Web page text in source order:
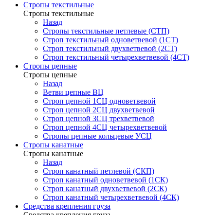
Стропы текстильные
Стропы текстильные
Назад
Стропы текстильные петлевые (СТП)
Строп текстильный одноветвевой (1СТ)
Строп текстильный двухветвевой (2СТ)
Строп текстильный четырехветвевой (4СТ)
Стропы цепные
Стропы цепные
Назад
Ветви цепные ВЦ
Строп цепной 1СЦ одноветвевой
Строп цепной 2СЦ двухветвевой
Строп цепной 3СЦ трехветвевой
Строп цепной 4СЦ четырехветвевой
Стропы цепные кольцевые УСЦ
Стропы канатные
Стропы канатные
Назад
Строп канатный петлевой (СКП)
Строп канатный одноветвевой (1СК)
Строп канатный двухветвевой (2СК)
Строп канатный четырехветвевой (4СК)
Средства крепления груза